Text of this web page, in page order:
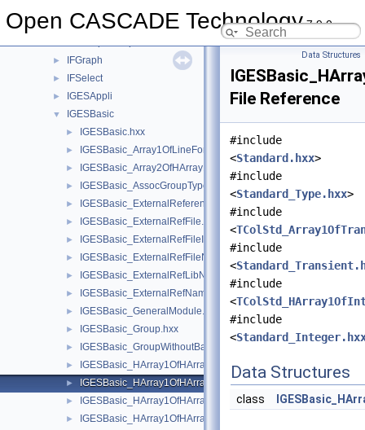
Open CASCADE Technology7.9.0
HLRTest
► IFGraph
► IFSelect
► IGESAppli
▼ IGESBasic
► IGESBasic.hxx
► IGESBasic_Array1OfLineFontEntity.hxx
► IGESBasic_Array2OfHArray1OfReal.hxx
► IGESBasic_AssocGroupType.hxx
► IGESBasic_ExternalReferenceFile.hxx
► IGESBasic_ExternalRefFile.hxx
► IGESBasic_ExternalRefFileIndex.hxx
► IGESBasic_ExternalRefFileName.hxx
► IGESBasic_ExternalRefLibName.hxx
► IGESBasic_ExternalRefName.hxx
► IGESBasic_GeneralModule.hxx
► IGESBasic_Group.hxx
► IGESBasic_GroupWithoutBackP.hxx
► IGESBasic_HArray1OfHArray1OfIGESEntity.hxx
► IGESBasic_HArray1OfHArray1OfInteger.hxx
► IGESBasic_HArray1OfHArray1OfReal.hxx
► IGESBasic_HArray1OfHArray1OfXY.hxx
Data Structures
File Reference
#include
<Standard.hxx>
#include
<Standard_Type.hxx>
#include
<
#include
<
#include
<
#include
<
Data Structures
class